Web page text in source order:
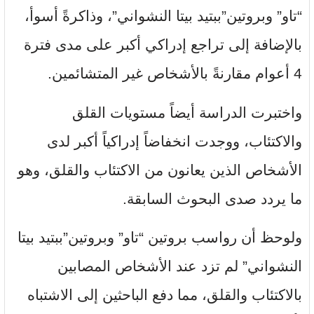
“تاو” وبروتين”ببتيد بيتا النشواني”، وذاكرةً أسوأ،
بالإضافة إلى تراجع إدراكي أكبر على مدى فترة
4 أعوام مقارنةً بالأشخاص غير المتشائمين.
واختبرت الدراسة أيضاً مستويات القلق
والاكتئاب، ووجدت انخفاضاً إدراكياً أكبر لدى
الأشخاص الذين يعانون من الاكتئاب والقلق، وهو
ما يردد صدى البحوث السابقة.
ولوحظ أن رواسب بروتين “تاو” وبروتين”ببتيد بيتا
النشواني” لم تزد عند الأشخاص المصابين
بالاكتئاب والقلق، مما دفع الباحثين إلى الاشتباه